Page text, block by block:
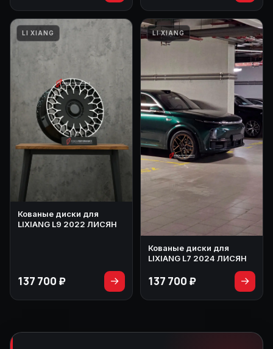
LI XIANG
Кованые диски для
LIXIANG L9 2022 ЛИСЯН
137 700 ₽ →
LI XIANG
Кованые диски для
LIXIANG L7 2024 ЛИСЯН
137 700 ₽ →